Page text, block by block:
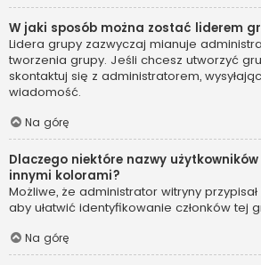
W jaki sposób można zostać liderem
Lidera grupy zazwyczaj mianuje
tworzenia grupy. Jeśli chcesz utworzyć
skontaktuj się z administratorem,
wiadomość.
Na górę
Dlaczego niektóre nazwy
innymi kolorami?
Możliwe, że administrator witryny
aby ułatwić identyfikowanie członków tej
Na górę